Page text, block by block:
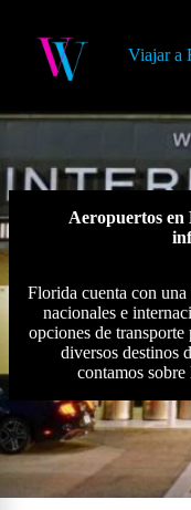
r
l
c
o
Viajar a
Aeropuertos en
Florida cuenta con
nacionales e
opciones de
diversos destinos
contamos